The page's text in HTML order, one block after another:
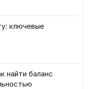
ключевые
найти баланс